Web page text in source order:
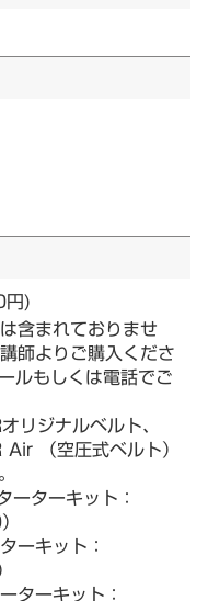
)
含まれておりませ
師よりご購入くださ
ルもしくは電話でご
リジナルベルト、
（空圧式ベルト）
ターキット：
ーキット：